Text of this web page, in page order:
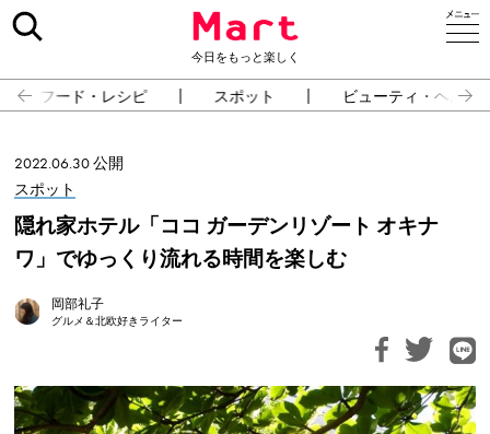
今日をもっと楽しく
フード・レシピ スポット ビューティ・ヘルス
2022.06.30 公開
スポット
隠れ家ホテル「ココ ガーデンリゾート オキナ
ワ」でゆっくり流れる時間を楽しむ
岡部礼子
グルメ＆北欧好きライター